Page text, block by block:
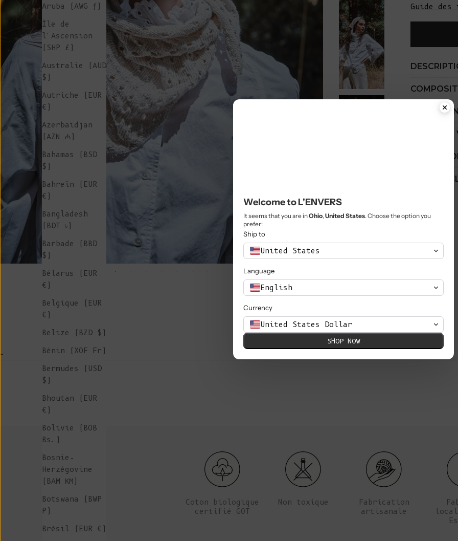
Aruba (AWG ƒ)
Île de
l'Ascension
(SHP £)
Australie (AUD
$)
Autriche (EUR
€)
Azerbaïdjan
(AZN ₼)
Bahamas (BSD
$)
Bahreïn (EUR
€)
Bangladesh
(BDT ৳)
Barbade (BBD
$)
Bélarus (EUR
€)
Belgique (EUR
€)
Belize (BZD $)
Bénin (XOF Fr)
Bermudes (USD
$)
Bhoutan (EUR
€)
Bolivie (BOB
Bs.)
Bosnie-
Herzégovine
(BAM КМ)
Botswana (BWP
P)
Brésil (EUR €)
Guide
GUIDE
COÛT
SERVICE
-
Coton biologique
certifié GOT
Non toxique
Fabrication
artisanale
Bienvenue chez L'ENVERS
Il semble que vous soyez dansl'Ohio,aux États-Unis. Choisissez
l'option qui vous convient le mieux :
Expédier à
États-Unis
Langue
Anglais
Devise
Dollar américain
VOIR LA COLLECTION